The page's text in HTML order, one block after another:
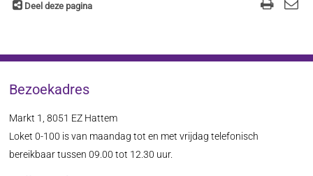
Deel deze pagina
Bezoekadres
Markt 1, 8051 EZ Hattem
Loket 0-100 is van maandag tot en met vrijdag telefonisch
bereikbaar tussen 09.00 tot 12.30 uur.